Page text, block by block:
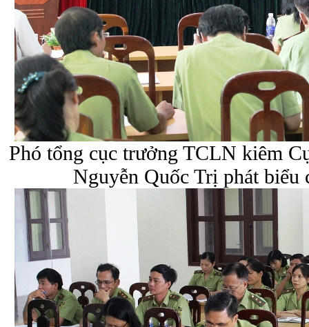
Phó tổng cục trưởng TCLN kiêm
Nguyễn Quốc Trị phát